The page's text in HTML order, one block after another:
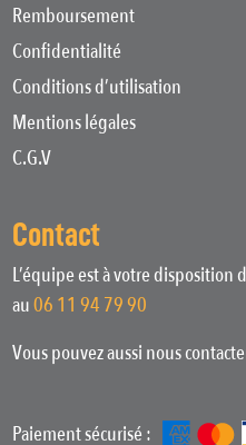
Remboursement
Confidentialité
Conditions d’utilisation
Mentions légales
C.G.V
Contact
L’équipe est à votre
au06 11 94 79 90
Vous pouvez aussi nous
Paiement sécurisé :